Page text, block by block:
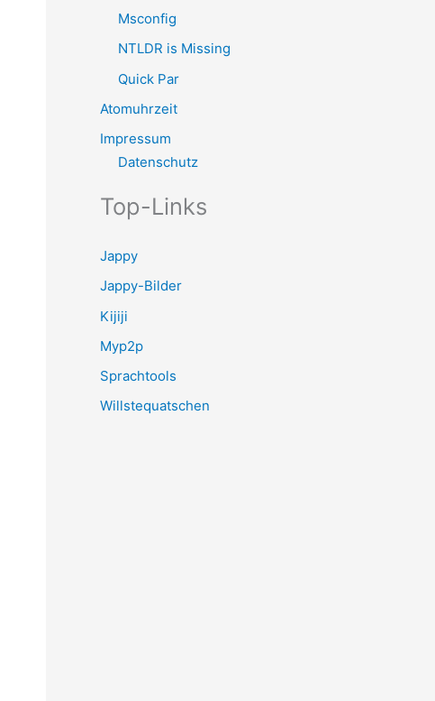
Msconfig
NTLDR is Missing
Quick Par
Atomuhrzeit
Impressum
Datenschutz
Top-Links
Jappy
Jappy-Bilder
Kijiji
Myp2p
Sprachtools
Willstequatschen